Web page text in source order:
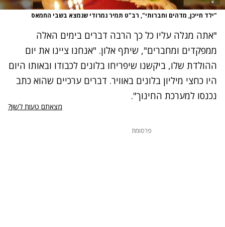
"ילד חייכן, מדהים וחברותי", רב"ט תמיר נמרודי שנמצא בשבי החמאס
"אתה מגלה עליו כל כך הרבה דברים בימים האלה
ממפקדים ומחברים", שיתף אלון. "אנחנו ציינו את יום
ההולדת שלו, ביקשנו שיפריחו בלונים לכבודו ובאותו היום
היו כחצי מיליון בלונים באוויר. דברים ערכיים שהוא כתב
נכנסו למערכת החינוך".
מצאתם טעות לשון?
פרסומת